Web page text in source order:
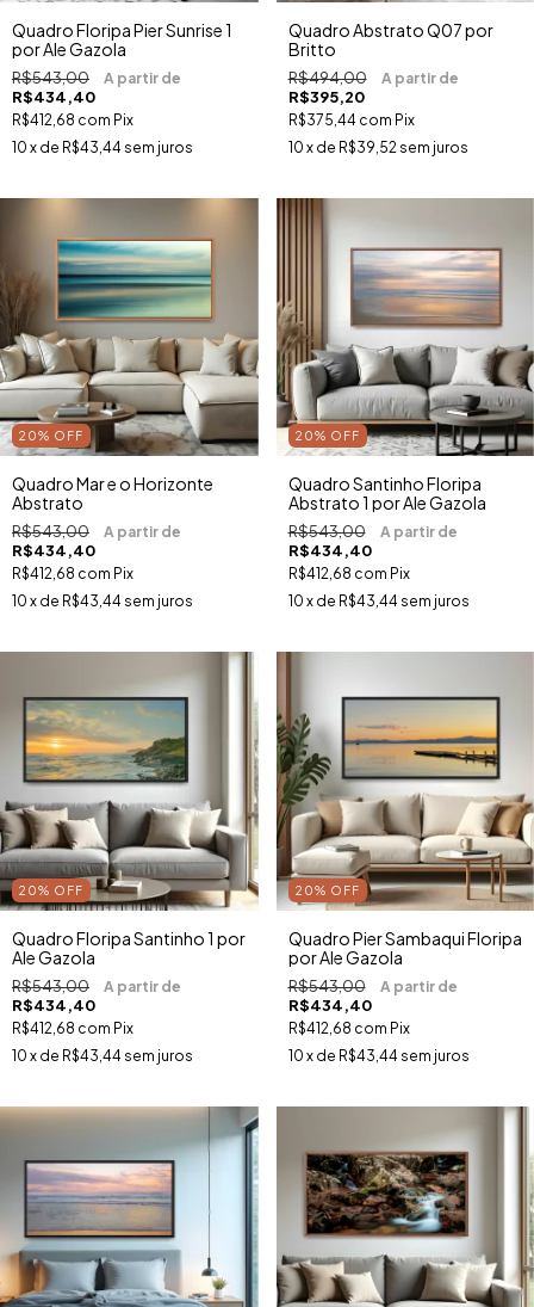
Quadro Floripa Pier Sunrise 1
por Ale Gazola
R$543,00
R$434,40
R$412,68 com Pix
10 x de R$43,44 sem juros
Quadro Abstrato Q07 por
Britto
R$494,00
R$395,20
R$375,44 com Pix
10 x de R$39,52 sem juros
20% OFF
Quadro Mar e o Horizonte
Abstrato
R$543,00
R$434,40
R$412,68 com Pix
10 x de R$43,44 sem juros
20% OFF
Quadro Santinho Floripa
Abstrato 1 por Ale Gazola
R$543,00
R$434,40
R$412,68 com Pix
10 x de R$43,44 sem juros
20% OFF
Quadro Floripa Santinho 1 por
Ale Gazola
R$543,00
R$434,40
R$412,68 com Pix
10 x de R$43,44 sem juros
20% OFF
Quadro Pier Sambaqui Floripa
por Ale Gazola
R$543,00
R$434,40
R$412,68 com Pix
10 x de R$43,44 sem juros